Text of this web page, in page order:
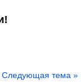
Следующая тема »